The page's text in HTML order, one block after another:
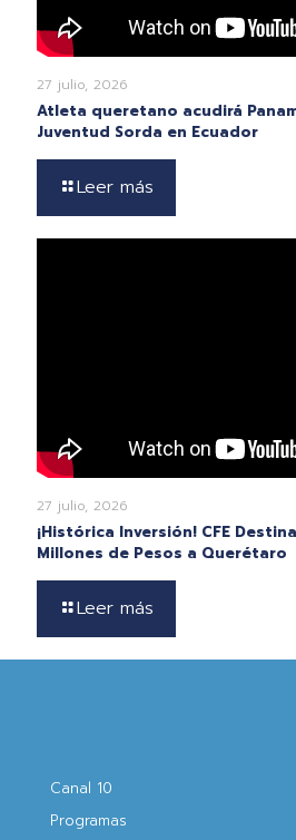
27 julio, 2026
Atleta queretano acudirá
Juventud Sorda en Ecuador
Leer más
27 julio, 2026
¡Histórica Inversión! CFE
Millones de Pesos a Querétaro
Leer más
Canal 10
Programas